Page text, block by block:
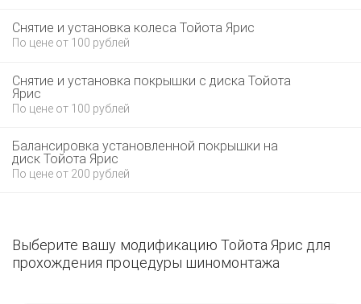
Снятие и установка колеса Тойота Ярис
По цене от 100 рублей
Снятие и установка покрышки с диска Тойота
Ярис
По цене от 100 рублей
Балансировка установленной покрышки на
диск Тойота Ярис
По цене от 200 рублей
Выберите вашу модификацию Тойота Ярис для
прохождения процедуры шиномонтажа